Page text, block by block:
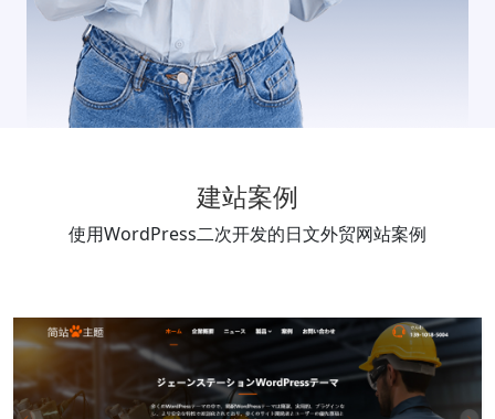
建站案例
使用WordPress二次开发的日文外贸网站案例